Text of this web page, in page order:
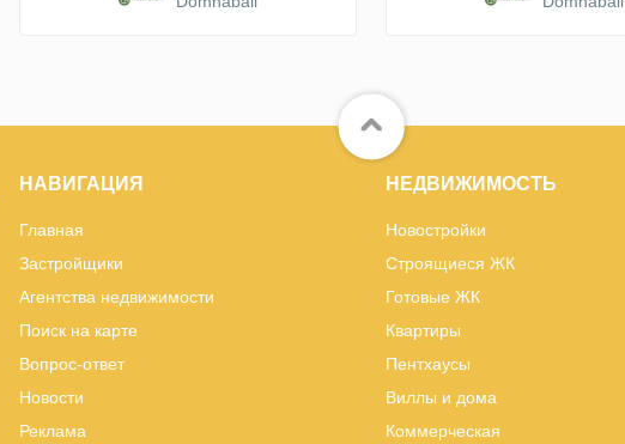
НАВИГАЦИЯ
Главная
Застройщики
Агентства недвижимости
Поиск на карте
Вопрос-ответ
Новости
Реклама
НЕДВИЖИМОСТЬ
Новостройки
Строящиеся ЖК
Готовые ЖК
Квартиры
Пентхаусы
Виллы и дома
Коммерческая